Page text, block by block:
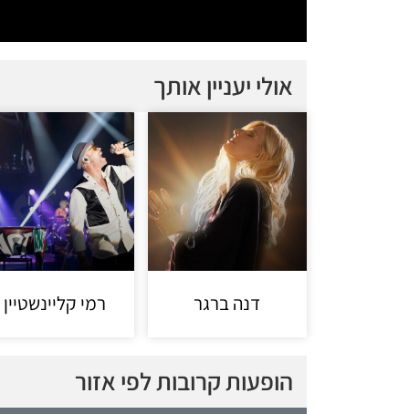
אולי יעניין אותך
דנה ברגר רמי קליינשטיין
הופעות קרובות לפי אזור